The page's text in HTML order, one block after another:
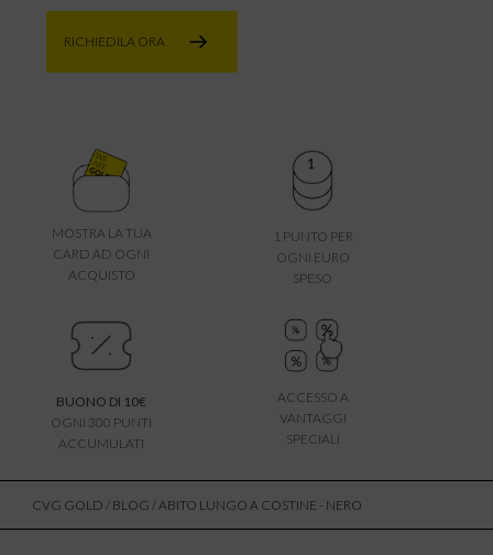
RICHIEDILA ORA
MOSTRA LA TUA
CARD AD OGNI
ACQUISTO
1 PUNTO PER
OGNI EURO
SPESO
BUONO DI 10€
OGNI 300 PUNTI
ACCUMULATI
ACCESSO A
VANTAGGI
SPECIALI
CVG GOLD / BLOG / ABITO LUNGO A COSTINE - NERO